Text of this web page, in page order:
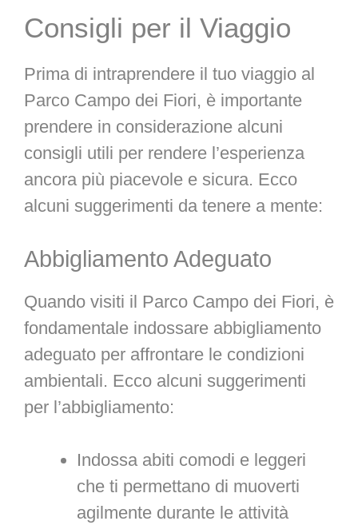
Consigli per il Viaggio
Prima di intraprendere il tuo viaggio al
Parco Campo dei Fiori, è importante
prendere in considerazione alcuni
consigli utili per rendere l’esperienza
ancora più piacevole e sicura. Ecco
alcuni suggerimenti da tenere a mente:
Abbigliamento Adeguato
Quando visiti il Parco Campo dei Fiori, è
fondamentale indossare abbigliamento
adeguato per affrontare le condizioni
ambientali. Ecco alcuni suggerimenti
per l’abbigliamento:
Indossa abiti comodi e leggeri
che ti permettano di muoverti
agilmente durante le attività